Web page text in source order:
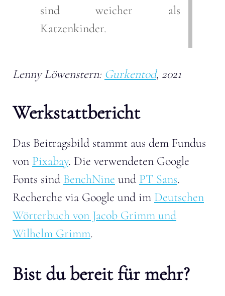
sind weicher als
Katzenkinder.
Lenny Löwenstern: Gurkentod, 2021
Werkstattbericht
Das Beitragsbild stammt aus dem Fundus
von Pixabay. Die verwendeten Google
Fonts sind BenchNine und PT Sans.
Recherche via Google und im Deutschen
Wörterbuch von Jacob Grimm und
Wilhelm Grimm.
Bist du bereit für mehr?